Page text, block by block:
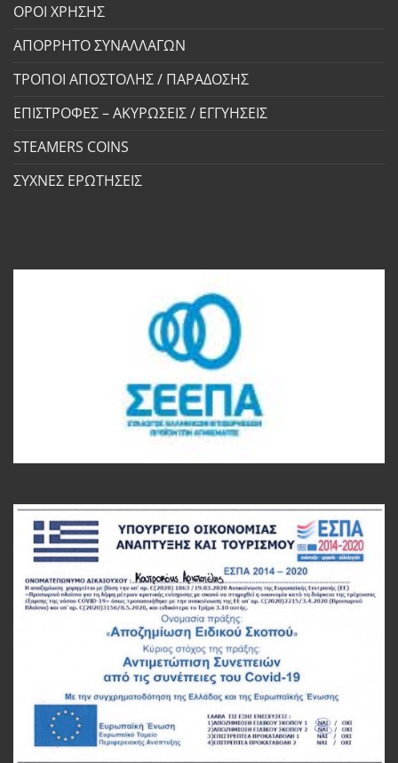
ΟΡΟΙ ΧΡΗΣΗΣ
ΑΠΟΡΡΗΤΟ ΣΥΝΑΛΛΑΓΩΝ
ΤΡΟΠΟΙ ΑΠΟΣΤΟΛΗΣ / ΠΑΡΑΔΟΣΗΣ
ΕΠΙΣΤΡΟΦΕΣ – ΑΚΥΡΩΣΕΙΣ / ΕΓΓΥΗΣΕΙΣ
STEAMERS COINS
ΣΥΧΝΕΣ ΕΡΩΤΗΣΕΙΣ